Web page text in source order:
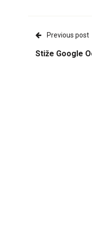
Previous post
Stiže Google